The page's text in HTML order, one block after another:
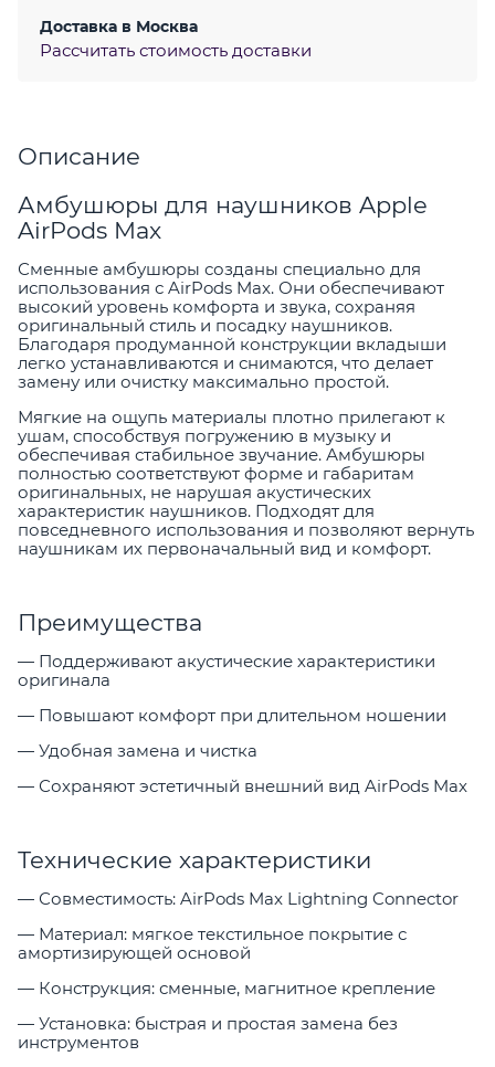
Доставка в Москва
Рассчитать стоимость доставки
Описание
Амбушюры для наушников Apple
AirPods Max
Сменные амбушюры созданы специально для
использования с AirPods Max. Они обеспечивают
высокий уровень комфорта и звука, сохраняя
оригинальный стиль и посадку наушников.
Благодаря продуманной конструкции вкладыши
легко устанавливаются и снимаются, что делает
замену или очистку максимально простой.
Мягкие на ощупь материалы плотно прилегают к
ушам, способствуя погружению в музыку и
обеспечивая стабильное звучание. Амбушюры
полностью соответствуют форме и габаритам
оригинальных, не нарушая акустических
характеристик наушников. Подходят для
повседневного использования и позволяют вернуть
наушникам их первоначальный вид и комфорт.
Преимущества
— Поддерживают акустические характеристики
оригинала
— Повышают комфорт при длительном ношении
— Удобная замена и чистка
— Сохраняют эстетичный внешний вид AirPods Max
Технические характеристики
— Совместимость: AirPods Max Lightning Connector
— Материал: мягкое текстильное покрытие с
амортизирующей основой
— Конструкция: сменные, магнитное крепление
— Установка: быстрая и простая замена без
инструментов